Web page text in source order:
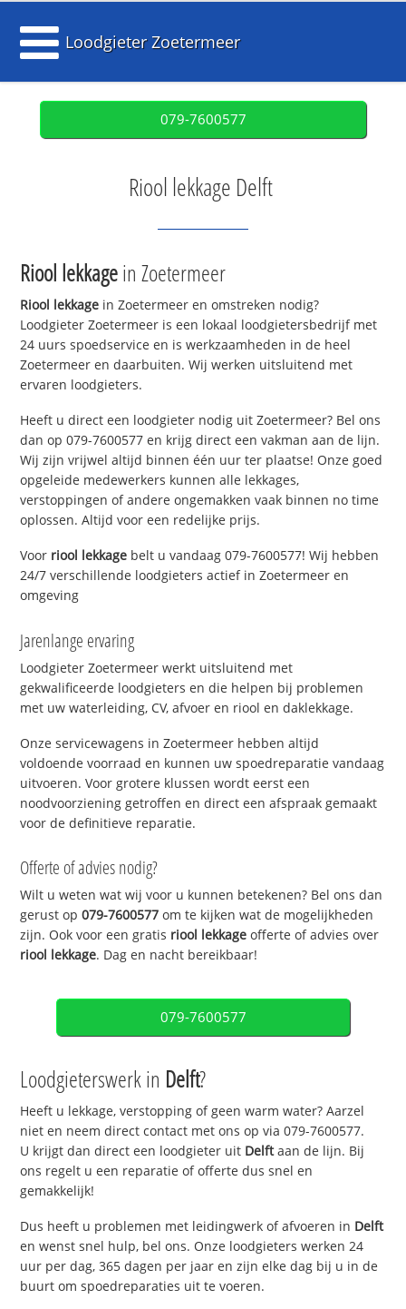
Loodgieter Zoetermeer
079-7600577
Riool lekkage Delft
Riool lekkagein Zoetermeer
Riool lekkage in Zoetermeer en omstreken nodig?
Loodgieter Zoetermeer is een lokaal loodgietersbedrijf met
24 uurs spoedservice en is werkzaamheden in de heel
Zoetermeer en daarbuiten. Wij werken uitsluitend met
ervaren loodgieters.
Heeft u direct een loodgieter nodig uit Zoetermeer? Bel ons
dan op 079-7600577 en krijg direct een vakman aan de lijn.
Wij zijn vrijwel altijd binnen één uur ter plaatse! Onze goed
opgeleide medewerkers kunnen alle lekkages,
verstoppingen of andere ongemakken vaak binnen no time
oplossen. Altijd voor een redelijke prijs.
Voor riool lekkage belt u vandaag 079-7600577! Wij hebben
24/7 verschillende loodgieters actief in Zoetermeer en
omgeving
Jarenlange ervaring
Loodgieter Zoetermeer werkt uitsluitend met
gekwalificeerde loodgieters en die helpen bij problemen
met uw waterleiding, CV, afvoer en riool en daklekkage.
Onze servicewagens in Zoetermeer hebben altijd
voldoende voorraad en kunnen uw spoedreparatie vandaag
uitvoeren. Voor grotere klussen wordt eerst een
noodvoorziening getroffen en direct een afspraak gemaakt
voor de definitieve reparatie.
Offerte of advies nodig?
Wilt u weten wat wij voor u kunnen betekenen? Bel ons dan
gerust op079-7600577 om te kijken wat de mogelijkheden
zijn. Ook voor een gratis riool lekkage offerte of advies over
riool lekkage. Dag en nacht bereikbaar!
079-7600577
Loodgieterswerk in Delft?
Heeft u lekkage, verstopping of geen warm water? Aarzel
niet en neem direct contact met ons op via 079-7600577.
U krijgt dan direct een loodgieter uit Delftaan de lijn. Bij
ons regelt u een reparatie of offerte dus snel en
gemakkelijk!
Dus heeft u problemen met leidingwerk of afvoeren in Delft
en wenst snel hulp, bel ons. Onze loodgieters werken 24
uur per dag, 365 dagen per jaar en zijn elke dag bij u in de
buurt om spoedreparaties uit te voeren.